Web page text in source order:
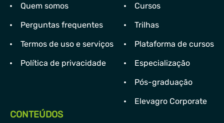
Quem somos
Perguntas frequentes
Termos de uso e serviços
Política de privacidade
Cursos
Trilhas
Plataforma de cursos
Especialização
Pós-graduação
Elevagro Corporate
CONTEÚDOS